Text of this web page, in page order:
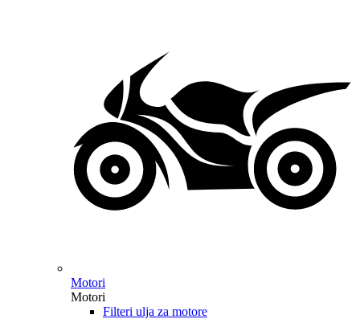
Motori
Motori
Filteri ulja za motore